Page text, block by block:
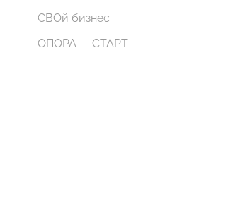
СВОй бизнес
ОПОРА — СТАРТ